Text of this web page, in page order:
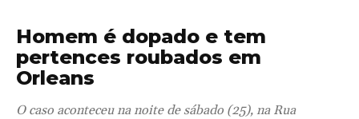
Homem é dopado e tem
pertences roubados em
Orleans
O caso aconteceu na noite de sábado (25), na Rua